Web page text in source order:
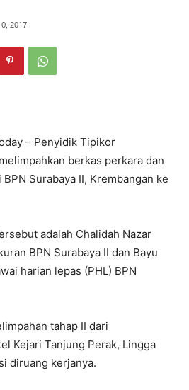
2017
– Penyidik Tipikor
berkas perkara dan
Surabaya II, Krembangan ke
adalah Chalidah Nazar
BPN Surabaya II dan Bayu
harian lepas (PHL) BPN
tahap II dari
Kejari Tanjung Perak, Lingga
diruang kerjanya.